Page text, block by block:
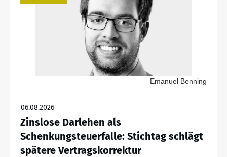
Emanuel Benning
06.08.2026
Zinslose Darlehen als
Schenkungsteuerfalle: Stichtag schlägt
spätere Vertragskorrektur